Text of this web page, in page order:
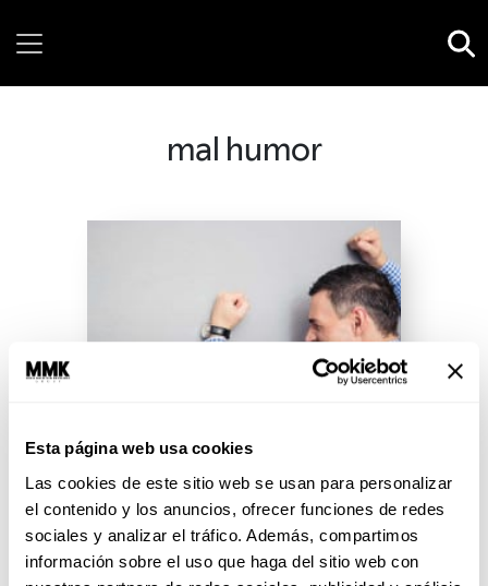
Esta página web usa cookies
Las cookies de este sitio web se usan para personalizar
el contenido y los anuncios, ofrecer funciones de redes
sociales y analizar el tráfico. Además, compartimos
información sobre el uso que haga del sitio web con
mal humor
¿Por qué estamos siempre de
mal humor y con poca energía?